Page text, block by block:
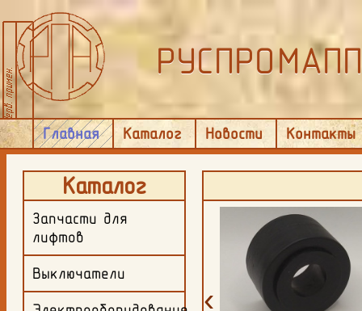
Главная Каталог Новости Контакты
Каталог
Запчасти для
лифтов
Выключатели
‹